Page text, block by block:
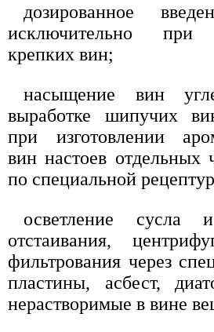
дозированное
исключительно при
крепких вин;
насыщение вин
выработке шипучих
при изготовлении
вин настоев отдельных
по специальной
осветление
отстаивания,
фильтрования через
пластины, асбест,
нерастворимые в вине